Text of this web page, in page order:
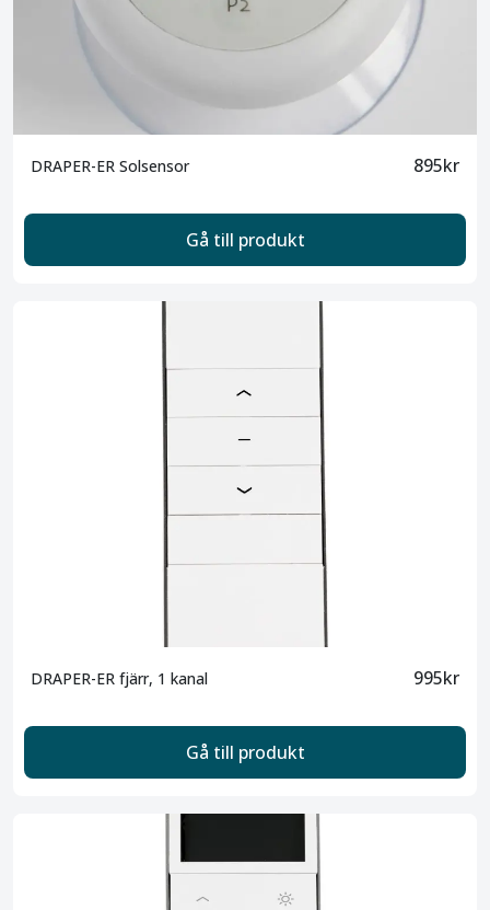
DRAPER-ER Solsensor 895kr
Gå till produkt
DRAPER-ER fjärr, 1 kanal 995kr
Gå till produkt